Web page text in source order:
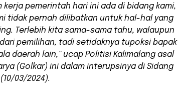
kerja pemerintah hari ini ada di bidang kami,
tidak pernah dilibatkan untuk hal-hal yang
Terlebih kita sama-sama tahu, walaupun
pemilihan, tadi setidaknya tupoksi bapak
daerah lain,” ucap Politisi Kalimalang asal
(Golkar) ini dalam interupsinya di Sidang
03/2024).